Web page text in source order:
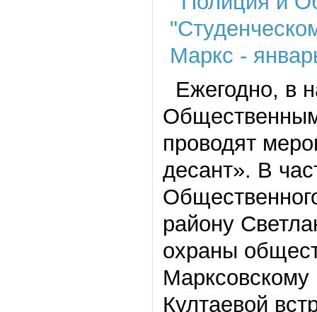
Ежегодно, в
Общественным
проводят
десант». В
району
охраны
Култаевой